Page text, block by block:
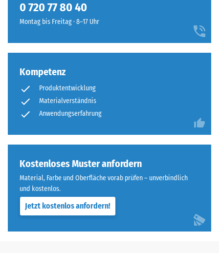
0 720 77 80 40
Montag bis Freitag · 8–17 Uhr
Kompetenz
Produktentwicklung
Materialverständnis
Anwendungserfahrung
Kostenloses Muster anfordern
Material, Farbe und Oberfläche vorab prüfen – unverbindlich
und kostenlos.
Jetzt kostenlos anfordern!